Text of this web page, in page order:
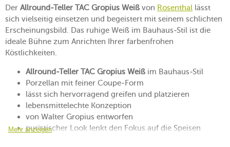
Der Allround-Teller TAC Gropius Weiß von Rosenthal lässt
sich vielseitig einsetzen und begeistert mit seinem schlichten
Erscheinungsbild. Das ruhige Weiß im Bauhaus-Stil ist die
ideale Bühne zum Anrichten Ihrer farbenfrohen
Köstlichkeiten.
Allround-Teller TAC Gropius Weiß im Bauhaus-Stil
Porzellan mit feiner Coupe-Form
lässt sich hervorragend greifen und platzieren
lebensmittelechte Konzeption
von Walter Gropius entworfen
puristischer Look lenkt den Fokus auf die Speisen
Mehr anzeigen